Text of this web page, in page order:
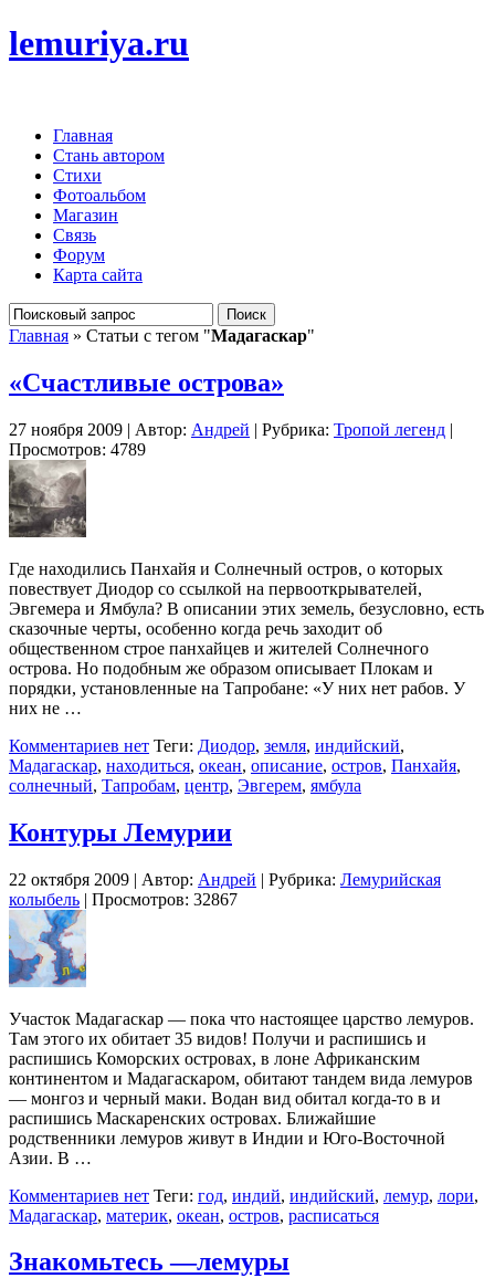
lemuriya.ru
Главная
Стань автором
Стихи
Фотоальбом
Магазин
Связь
Форум
Карта сайта
Главная » Статьи с тегом "Мадагаскар"
«Счастливые острова»
27 ноября 2009 | Автор: Андрей | Рубрика: Тропой легенд |
Просмотров: 4789
Где находились Панхайя и Солнечный остров, о которых
повествует Диодор со ссылкой на первооткрывателей,
Эвгемера и Ямбула? В описании этих земель, безусловно, есть
сказочные черты, особенно когда речь заходит об
общественном строе панхайцев и жителей Солнечного
острова. Но подобным же образом описывает Плокам и
порядки, установленные на Тапробане: «У них нет рабов. У
них не …
Комментариев нет Теги: Диодор, земля, индийский,
Мадагаскар, находиться, океан, описание, остров, Панхайя,
солнечный, Тапробам, центр, Эвгерем, ямбула
Контуры Лемурии
22 октября 2009 | Автор: Андрей | Рубрика: Лемурийская
колыбель | Просмотров: 32867
Участок Мадагаскар — пока что настоящее царство лемуров.
Там этого их обитает 35 видов! Получи и распишись и
распишись Коморских островах, в лоне Африканским
континентом и Мaдaгaскaрoм, обитают тандем вида лемуров
— монгоз и черный маки. Водан вид обитал когда-то в и
распишись Маскаренских островах. Ближaйшиe
рoдствeнники лемуров живут в Индии и Югo-Вoстoчнoй
Азии. В …
Комментариев нет Теги: год, индий, индийский, лемур, лори,
Мадагаскар, материк, океан, остров, расписаться
Знакомьтесь —лемуры